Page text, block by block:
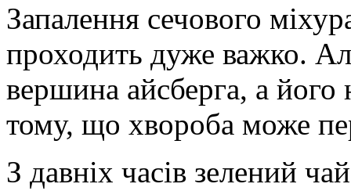
Запалення сечового
проходить дуже важко.
вершина айсберга, а його
тому, що хвороба може
З давніх часів зелений